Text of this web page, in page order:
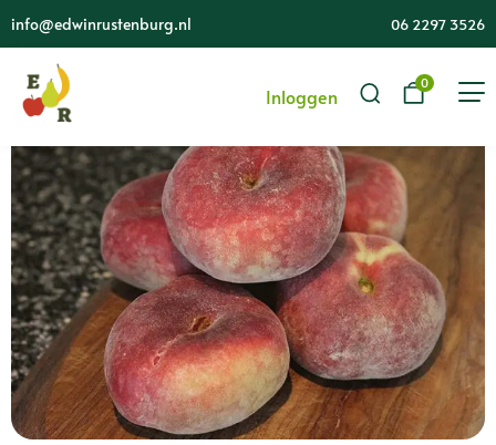
info@edwinrustenburg.nl 06 2297 3526
Inloggen
0
gr)